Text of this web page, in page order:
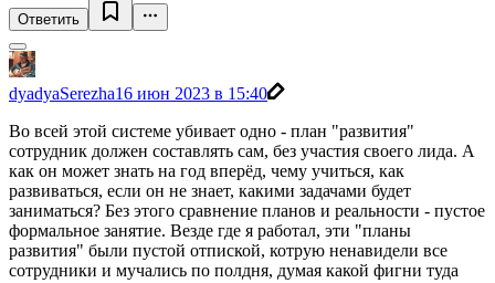
Ответить
dyadyaSerezha16 июн 2023 в 15:40
Во всей этой системе убивает одно - план "развития"
сотрудник должен составлять сам, без участия своего лида. А
как он может знать на год вперёд, чему учиться, как
развиваться, если он не знает, какими задачами будет
заниматься? Без этого сравнение планов и реальности - пустое
формальное занятие. Везде где я работал, эти "планы
развития" были пустой отпиской, котрую ненавидели все
сотрудники и мучались по полдня, думая какой фигни туда